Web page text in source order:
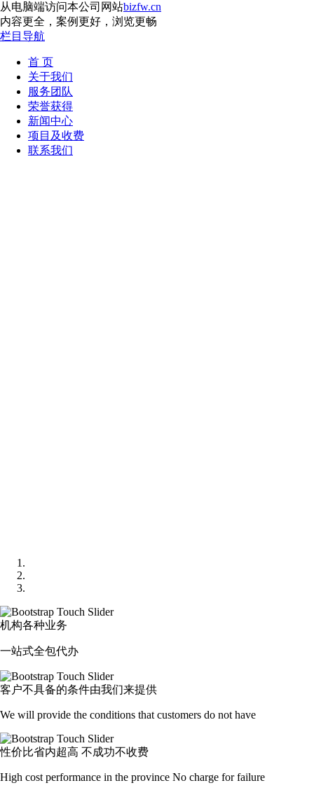
从电脑端访问本公司网站bizfw.cn
内容更全，案例更好，浏览更畅
栏目导航
首 页
关于我们
服务团队
荣誉获得
新闻中心
项目及收费
联系我们
机构各种业务
一站式全包代办
客户不具备的条件由我们来提供
We will provide the conditions that customers do not have
性价比省内超高 不成功不收费
High cost performance in the province No charge for failure